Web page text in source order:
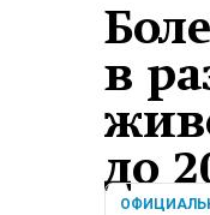
в
до